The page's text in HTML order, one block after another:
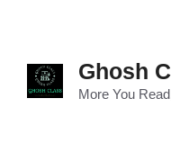
content
Ghosh
More You